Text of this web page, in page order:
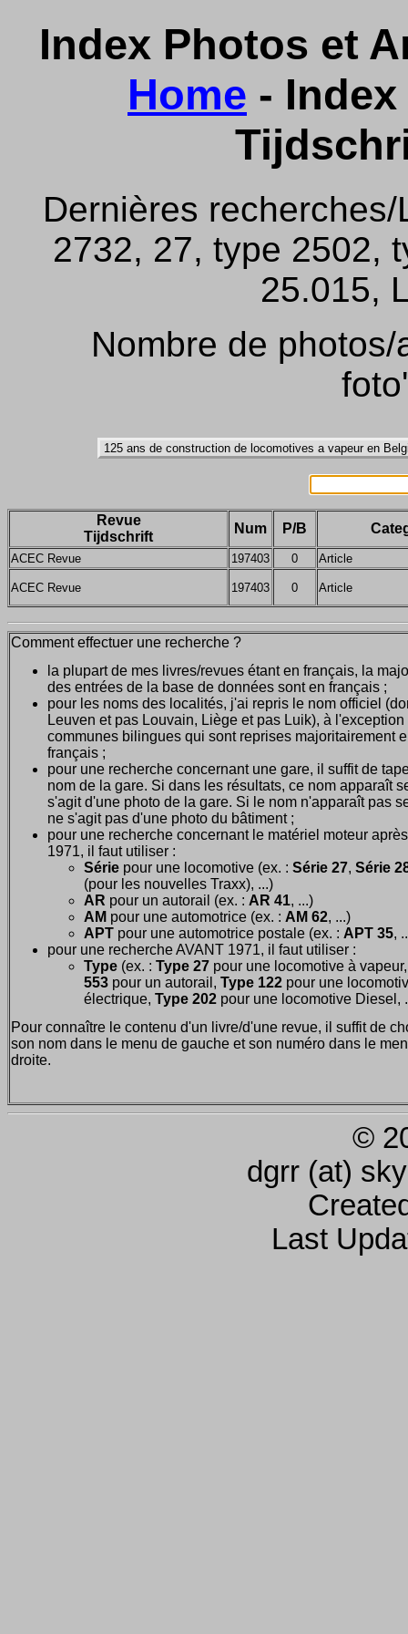
Index Photos et
Home -
Dernières
2732, 27, type 2502,
25.015,
Nombre de
Revue
Tijdschrift
Num P/B
ACEC Revue 197403 0 Article
ACEC Revue 197403 0 Article
Comment effectuer une recherche ?
la plupart de mes livres/revues étant en français, la
des entrées de la base de données sont en français ;
pour les noms des localités, j'ai repris le nom officiel
Leuven et pas Louvain, Liège et pas Luik), à l'exception
communes bilingues qui sont reprises majoritairement
français ;
pour une recherche concernant une gare, il suffit de
nom de la gare. Si dans les résultats, ce nom apparaît
s'agit d'une photo de la gare. Si le nom n'apparaît pas
ne s'agit pas d'une photo du bâtiment ;
pour une recherche concernant le matériel moteur après
1971, il faut utiliser :
Série pour une locomotive (ex. : Série 27, Série
(pour les nouvelles Traxx), ...)
AR pour un autorail (ex. : AR 41, ...)
AM pour une automotrice (ex. : AM 62, ...)
APT pour une automotrice postale (ex. : APT 35,
pour une recherche AVANT 1971, il faut utiliser :
Type (ex. : Type 27 pour une locomotive à
553 pour un autorail, Type 122 pour une
électrique, Type 202 pour une locomotive Diesel,
Pour connaître le contenu d'un livre/d'une revue, il suffit de
son nom dans le menu de gauche et son numéro dans le
droite.
©
dgrr (at)
Last